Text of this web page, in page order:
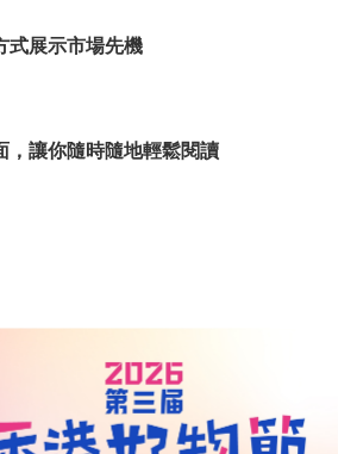
式展示市場先機
，讓你隨時隨地輕鬆閱讀